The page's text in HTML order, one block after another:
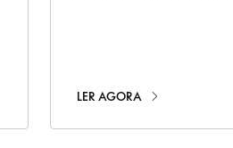
LER AGORA